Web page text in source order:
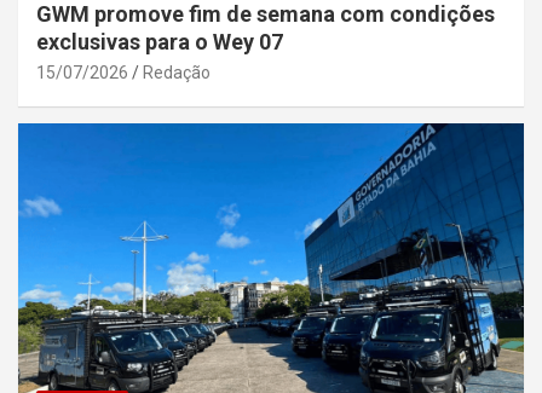
GWM promove fim de semana com condições
exclusivas para o Wey 07
15/07/2026 Redação